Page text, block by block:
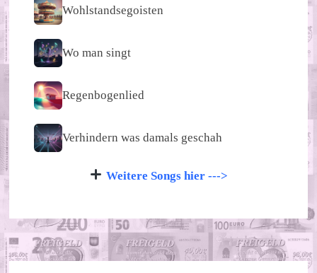
Wohlstandsegoisten
Wo man singt
Regenbogenlied
Verhindern was damals geschah
Weitere Songs hier --->